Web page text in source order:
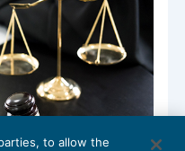
to allow the